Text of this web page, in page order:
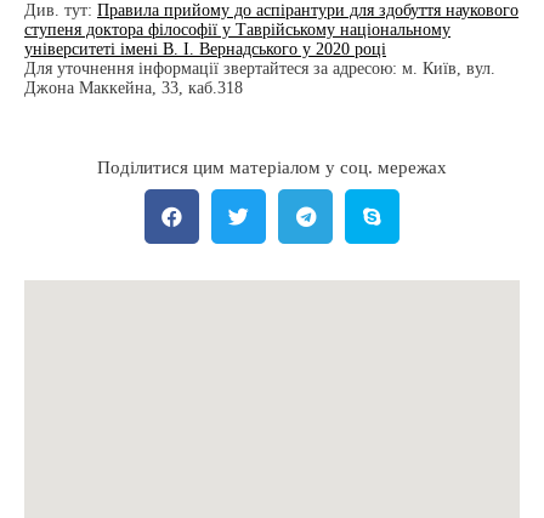
Див. тут: Правила прийому до аспірантури для здобуття наукового
ступеня доктора філософії у Таврійському національному
університеті імені В. І. Вернадського у 2020 році
Для уточнення інформації звертайтеся за адресою: м. Київ, вул.
Джона Маккейна, 33, каб.318
Поділитися цим матеріалом у соц. мережах